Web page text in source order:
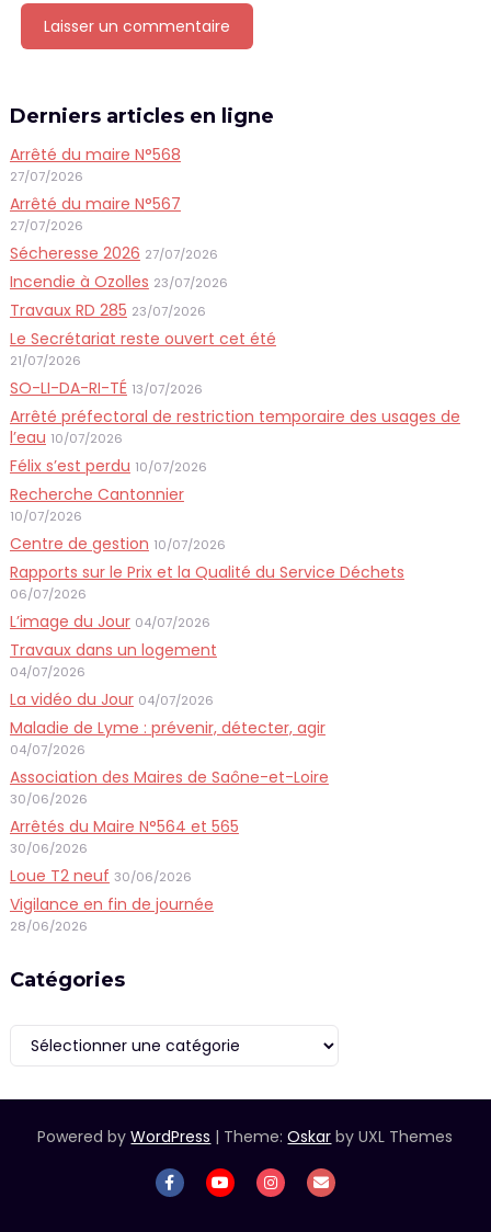
Derniers articles en ligne
Arrêté du maire N°568
27/07/2026
Arrêté du maire N°567
27/07/2026
Sécheresse 2026 27/07/2026
Incendie à Ozolles 23/07/2026
Travaux RD 285 23/07/2026
Le Secrétariat reste ouvert cet été
21/07/2026
SO-LI-DA-RI-TÉ 13/07/2026
Arrêté préfectoral de restriction temporaire des usages de
l’eau 10/07/2026
Félix s’est perdu 10/07/2026
Recherche Cantonnier
10/07/2026
Centre de gestion 10/07/2026
Rapports sur le Prix et la Qualité du Service Déchets
06/07/2026
L’image du Jour 04/07/2026
Travaux dans un logement
04/07/2026
La vidéo du Jour 04/07/2026
Maladie de Lyme : prévenir, détecter, agir
04/07/2026
Association des Maires de Saône-et-Loire
30/06/2026
Arrêtés du Maire N°564 et 565
30/06/2026
Loue T2 neuf 30/06/2026
Vigilance en fin de journée
28/06/2026
Catégories
Catégories
Powered byWordPress | Theme:Oskar by UXL Themes